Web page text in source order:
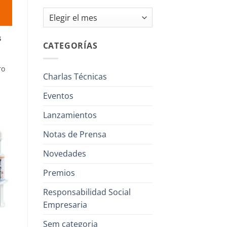
Archivos
CATEGORÍAS
Charlas Técnicas
Eventos
Lanzamientos
Notas de Prensa
Novedades
Premios
Responsabilidad Social
Empresaria
Sem categoria